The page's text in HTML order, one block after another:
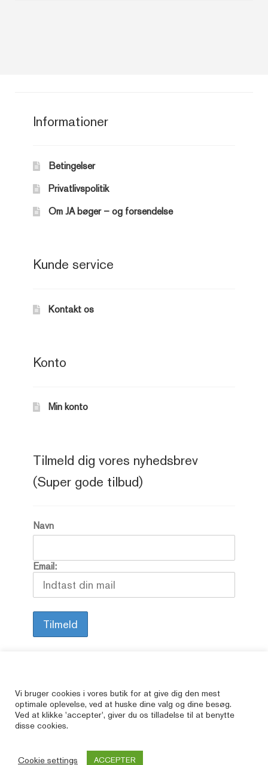
Alle vore varer er brugte, så her kan du finde
de bøger, som er udsolgte i butikkerne.
Luk
Informationer
Betingelser
Privatlivspolitik
Om JA bøger – og forsendelse
Kunde service
Kontakt os
Konto
Min konto
Tilmeld dig vores nyhedsbrev
(Super gode tilbud)
Navn
Email:
© JAbøger.dk 2026
Vi bruger cookies i vores butik for at give dig den mest
optimale oplevelse, ved at huske dine valg og dine besøg.
Ved at klikke 'accepter', giver du os tilladelse til at benytte
disse cookies.
Cookie settings ACCEPTER